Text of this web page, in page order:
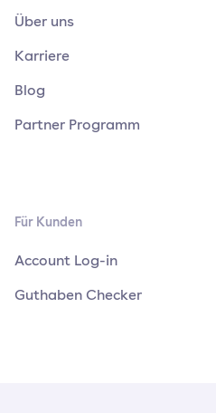
Über uns
Karriere
Blog
Partner Programm
Für Kunden
Account Log-in
Guthaben Checker